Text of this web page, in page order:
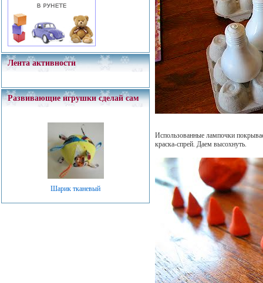
Лента активности
Развивающие игрушки сделай сам
Шарик тканевый
Использованные лампочки
краска-спрей. Даем высохнуть.